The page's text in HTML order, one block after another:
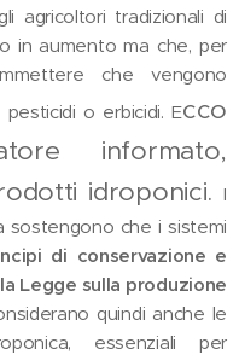
agricoltori tradizionali di
in aumento ma che, per
che vengono
o erbicidi. Ecco
informato,
idroponici.I
sostengono che i sistemi
di conservazione e
Legge sulla produzione
quindi anche le
essenziali per